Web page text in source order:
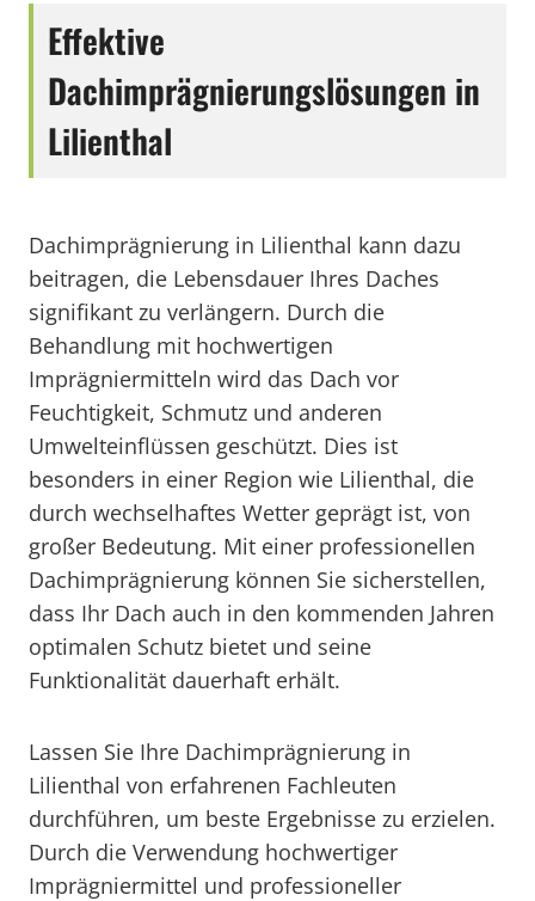
Effektive
Dachimprägnierungslösungen in
Lilienthal
Dachimprägnierung in Lilienthal kann dazu
beitragen, die Lebensdauer Ihres Daches
signifikant zu verlängern. Durch die
Behandlung mit hochwertigen
Imprägniermitteln wird das Dach vor
Feuchtigkeit, Schmutz und anderen
Umwelteinflüssen geschützt. Dies ist
besonders in einer Region wie Lilienthal, die
durch wechselhaftes Wetter geprägt ist, von
großer Bedeutung. Mit einer professionellen
Dachimprägnierung können Sie sicherstellen,
dass Ihr Dach auch in den kommenden Jahren
optimalen Schutz bietet und seine
Funktionalität dauerhaft erhält.
Lassen Sie Ihre Dachimprägnierung in
Lilienthal von erfahrenen Fachleuten
durchführen, um beste Ergebnisse zu erzielen.
Durch die Verwendung hochwertiger
Imprägniermittel und professioneller